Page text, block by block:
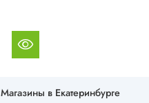
Магазины в Екатеринбурге